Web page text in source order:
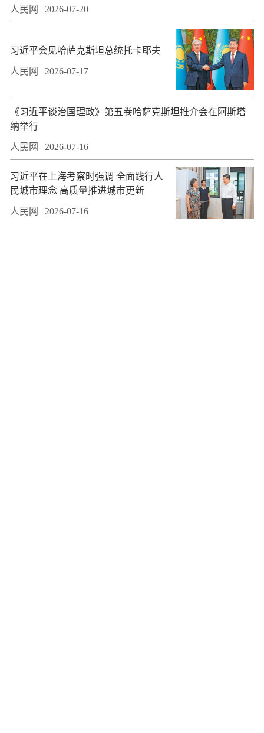
人民网 2026-07-20
习近平会见哈萨克斯坦总统托卡耶夫
人民网 2026-07-17
​《习近平谈治国理政》第五卷哈萨克斯坦推介会在阿斯塔
纳举行
人民网 2026-07-16
习近平在上海考察时强调 全面践行人
民城市理念 高质量推进城市更新
人民网 2026-07-16